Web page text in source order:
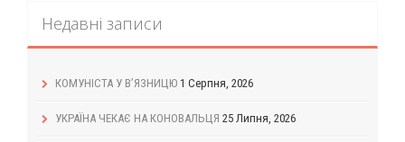
Недавні записи
КОМУНІСТА У В’ЯЗНИЦЮ 1 Серпня, 2026
УКРАЇНА ЧЕКАЄ НА КОНОВАЛЬЦЯ 25 Липня, 2026